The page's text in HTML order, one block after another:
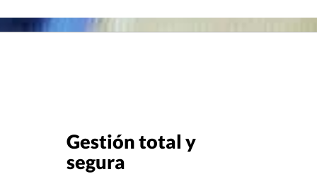
Gestión total y
segura